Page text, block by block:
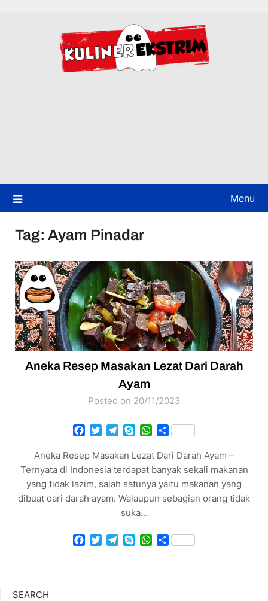
Menu
Tag: Ayam Pinadar
Aneka Resep Masakan Lezat Dari Darah
Ayam
Posted on 20/11/2023
Facebook
TwitterTelegram
SkypeWhatsApp
Share
Aneka Resep Masakan Lezat Dari Darah Ayam –
Ternyata di Indonesia terdapat banyak sekali makanan
yang tidak lazim, salah satunya yaitu makanan yang
dibuat dari darah ayam. Walaupun sebagian orang tidak
suka…
Facebook
TwitterTelegram
SkypeWhatsApp
Share
SEARCH